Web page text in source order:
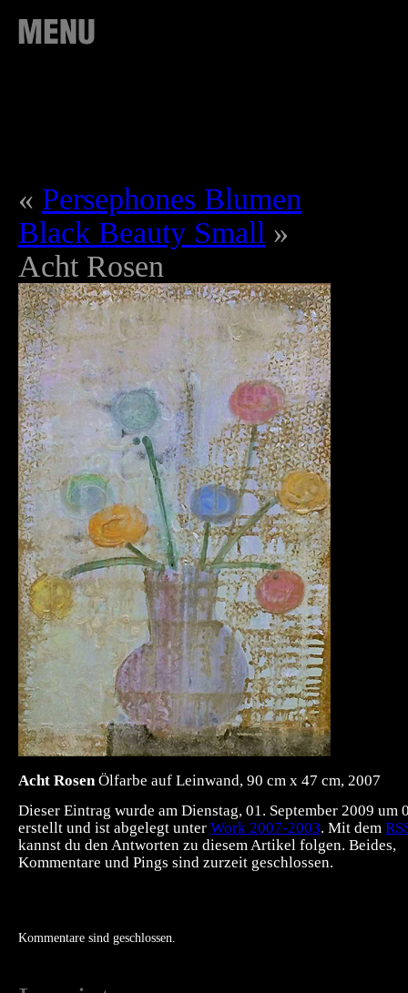
« Persephones Blumen
Black Beauty Small »
Acht Rosen
Acht RosenÖlfarbe auf Leinwand, 90 cm x 47 cm, 2007
Dieser Eintrag wurde am Dienstag, 01. September 2009 um
erstellt und ist abgelegt unter Work 2007-2003. Mit dem
kannst du den Antworten zu diesem Artikel folgen. Beides,
Kommentare und Pings sind zurzeit geschlossen.
Kommentare sind geschlossen.